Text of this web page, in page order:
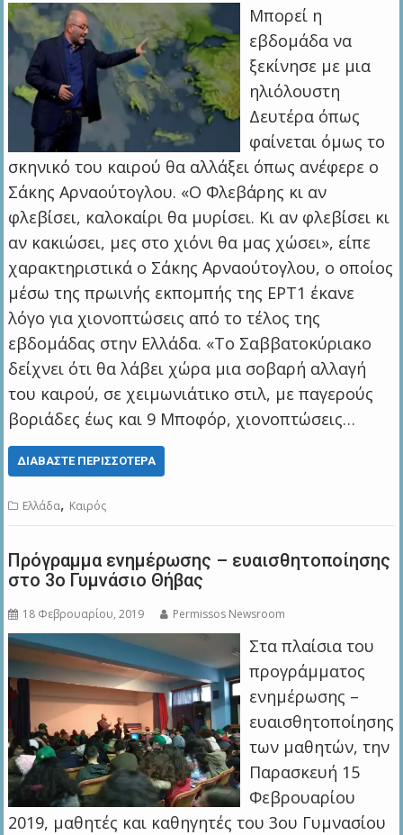
Μπορεί η
εβδομάδα να
ξεκίνησε με μια
ηλιόλουστη
Δευτέρα όπως
φαίνεται όμως το
σκηνικό του καιρού θα αλλάξει όπως ανέφερε ο
Σάκης Αρναούτογλου. «Ο Φλεβάρης κι αν
φλεβίσει, καλοκαίρι θα μυρίσει. Κι αν φλεβίσει κι
αν κακιώσει, μες στο χιόνι θα μας χώσει», είπε
χαρακτηριστικά ο Σάκης Αρναούτογλου, ο οποίος
μέσω της πρωινής εκπομπής της ΕΡΤ1 έκανε
λόγο για χιονοπτώσεις από το τέλος της
εβδομάδας στην Ελλάδα. «Το Σαββατοκύριακο
δείχνει ότι θα λάβει χώρα μια σοβαρή αλλαγή
του καιρού, σε χειμωνιάτικο στιλ, με παγερούς
βοριάδες έως και 9 Μποφόρ, χιονοπτώσεις…
ΔΙΑΒΆΣΤΕ ΠΕΡΙΣΣΌΤΕΡΑ
Ελλάδα, Καιρός
Πρόγραμμα ενημέρωσης – ευαισθητοποίησης
στο 3ο Γυμνάσιο Θήβας
18 Φεβρουαρίου, 2019 Permissos Newsroom
Στα πλαίσια του
προγράμματος
ενημέρωσης –
ευαισθητοποίησης
των μαθητών, την
Παρασκευή 15
Φεβρουαρίου
2019, μαθητές και καθηγητές του 3ου Γυμνασίου